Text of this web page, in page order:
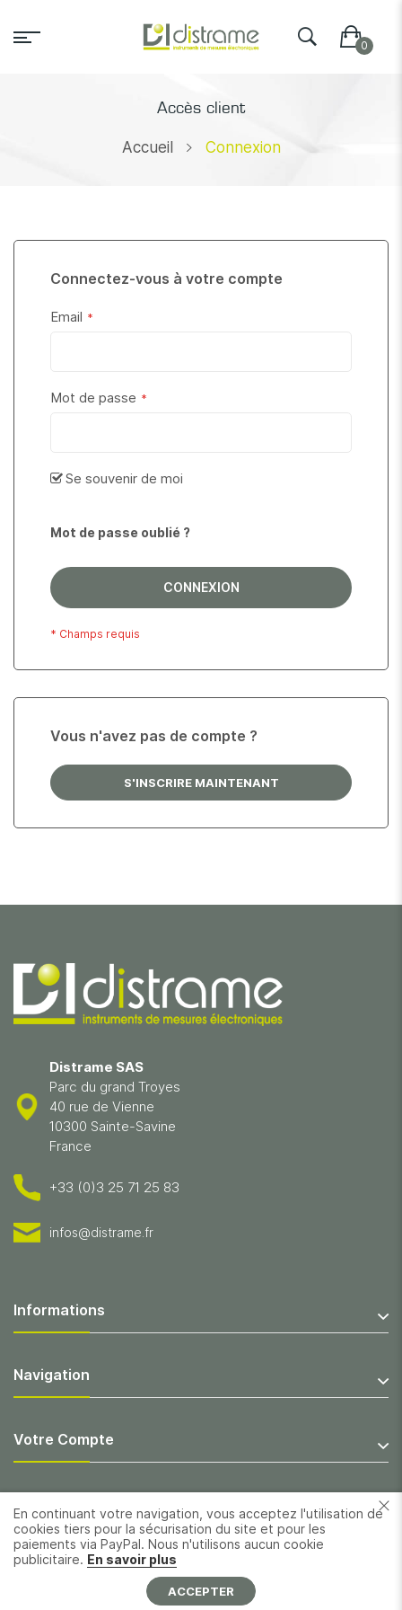
En continuant votre navigation, vous acceptez l'utilisation de
cookies tiers pour la sécurisation du site et pour les
paiements via PayPal. Nous n'utilisons aucun cookie
publicitaire. En savoir plus
ACCEPTER
Accès client
Accueil Connexion
Connectez-vous à votre compte
Email
Mot de passe
Se souvenir de moi
Mot de passe oublié ?
CONNEXION
Vous n'avez pas de compte ?
S'INSCRIRE MAINTENANT
Distrame SAS
Parc du grand Troyes
40 rue de Vienne
10300 Sainte-Savine
France
+33 (0)3 25 71 25 83
infos@distrame.fr
Informations
Navigation
Votre Compte